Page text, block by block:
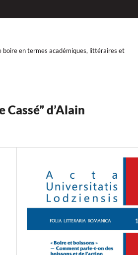
boire en termes académiques, littéraires et
d’Alain